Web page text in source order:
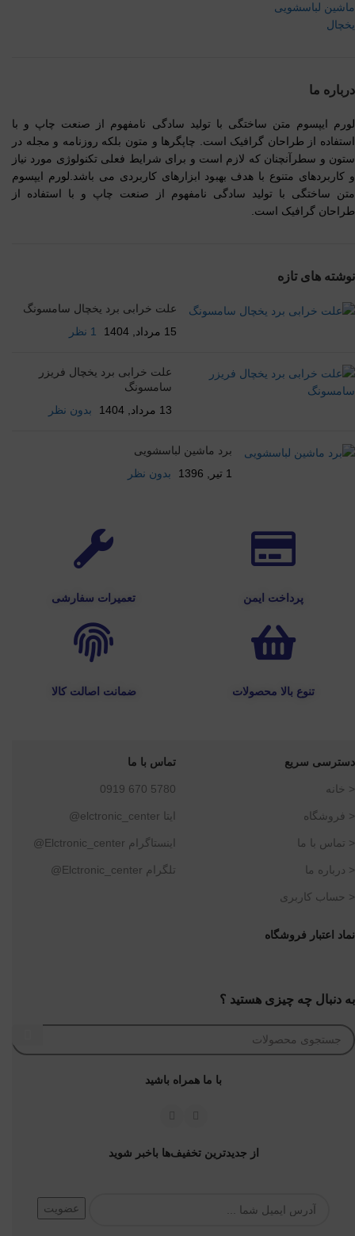
ماشین لباسشویی
یخچال
درباره ما
لورم ایپسوم متن ساختگی با تولید سادگی نامفهوم از صنعت چاپ و با
استفاده از طراحان گرافیک است. چاپگرها و متون بلکه روزنامه و مجله در
ستون و سطرآنچنان که لازم است و برای شرایط فعلی تکنولوژی مورد نیاز
و کاربردهای متنوع با هدف بهبود ابزارهای کاربردی می باشد.لورم ایپسوم
متن ساختگی با تولید سادگی نامفهوم از صنعت چاپ و با استفاده از
طراحان گرافیک است.
نوشته های تازه
علت خرابی برد یخچال سامسونگ
15 مرداد, 1404
1 نظر
علت خرابی برد یخچال فریزر
سامسونگ
13 مرداد, 1404
بدون نظر
برد ماشین لباسشویی
1 تیر, 1396
بدون نظر
پرداخت ایمن تعمیرات سفارشی
تنوع بالا محصولات ضمانت اصالت کالا
دسترسی سریع
< خانه
< فروشگاه
< تماس با ما
< درباره ما
< حساب کاربری
تماس با ما
5780 670 0919
ایتا elctronic_center@
اینستاگرام Elctronic_center@
تلگرام Elctronic_center@
نماد اعتبار فروشگاه
به دنبال چه چیزی هستید ؟
با ما همراه باشید
از جدیدترین تخفیف‌ها باخبر شوید